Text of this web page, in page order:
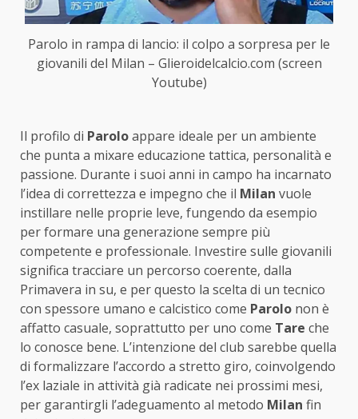
Parolo in rampa di lancio: il colpo a sorpresa per le
giovanili del Milan – Glieroidelcalcio.com (screen
Youtube)
Il profilo di Paroloappare ideale per un ambiente
che punta a mixare educazione tattica, personalità e
passione. Durante i suoi anni in campo ha incarnato
l’idea di correttezza e impegno che il Milan vuole
instillare nelle proprie leve, fungendo da esempio
per formare una generazione sempre più
competente e professionale. Investire sulle giovanili
significa tracciare un percorso coerente, dalla
Primavera in su, e per questo la scelta di un tecnico
con spessore umano e calcistico come Parolo non è
affatto casuale, soprattutto per uno come Tare che
lo conosce bene. L’intenzione del club sarebbe quella
di formalizzare l’accordo a stretto giro, coinvolgendo
l’ex laziale in attività già radicate nei prossimi mesi,
per garantirgli l’adeguamento al metodo Milan fin